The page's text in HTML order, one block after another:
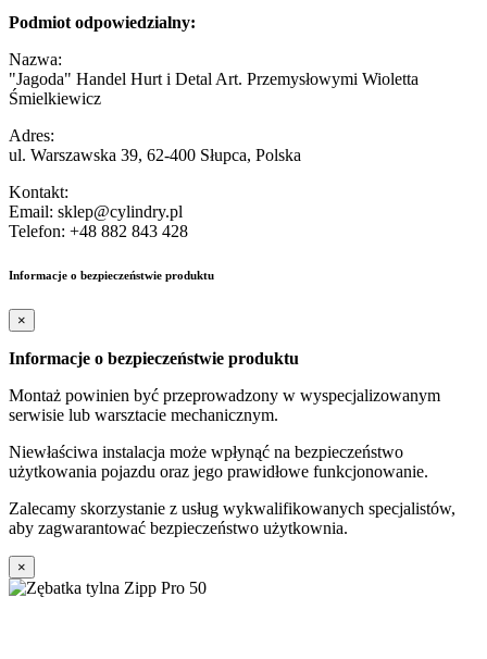
Podmiot odpowiedzialny:
Nazwa:
"Jagoda" Handel Hurt i Detal Art. Przemysłowymi Wioletta
Śmielkiewicz
Adres:
ul. Warszawska 39, 62-400 Słupca, Polska
Kontakt:
Email: sklep@cylindry.pl
Telefon: +48 882 843 428
Informacje o bezpieczeństwie produktu
×
Informacje o bezpieczeństwie produktu
Montaż powinien być przeprowadzony w wyspecjalizowanym
serwisie lub warsztacie mechanicznym.
Niewłaściwa instalacja może wpłynąć na bezpieczeństwo
użytkowania pojazdu oraz jego prawidłowe funkcjonowanie.
Zalecamy skorzystanie z usług wykwalifikowanych specjalistów,
aby zagwarantować bezpieczeństwo użytkownia.
×